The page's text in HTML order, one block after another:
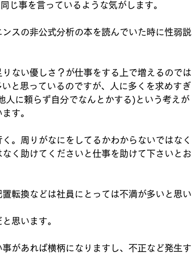
じ事を言っているような気がします。
スの非公式分析の本を読んでいた時に性弱説
ない優しさ？が仕事をする上で増えるのでは
と思っているのですが、人に多くを求めすぎ
人に頼らず自分でなんとかする)という考えが
す。
。周りがなにをしてるかわからないではなく
く助けてくださいと仕事を助けて下さいとお
転換などは社員にとっては不満が多いと思い
思います。
があれば横柄になりますし、不正など発生す